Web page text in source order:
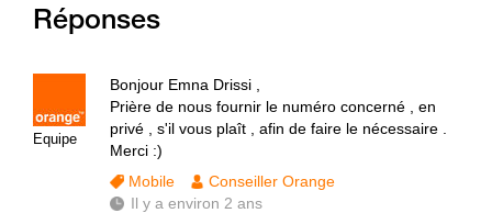
Réponses
Equipe
Bonjour Emna Drissi ,
Prière de nous fournir le numéro concerné , en
privé , s'il vous plaît , afin de faire le nécessaire .
Merci :)
Mobile
Conseiller Orange
Il y a environ 2 ans